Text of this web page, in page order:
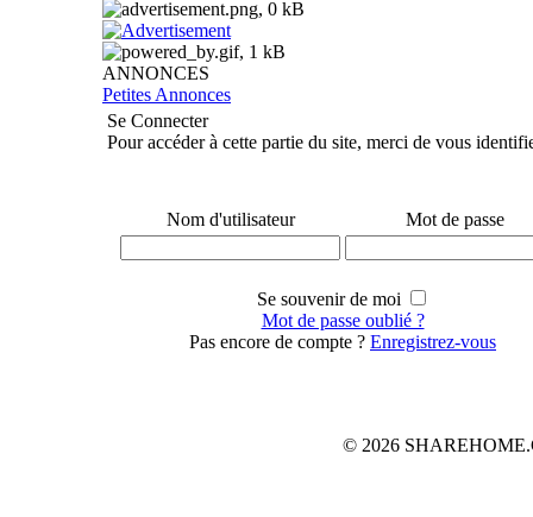
ANNONCES
Petites Annonces
Se Connecter
Pour accéder à cette partie du site, merci de vous
Nom d'utilisateur Mot de passe
Se souvenir de moi
Mot de passe oublié ?
Pas encore de compte ? Enregistrez-vous
© 2026